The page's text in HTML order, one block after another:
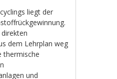
liegt der
dem Lehrplan weg
thermische
und